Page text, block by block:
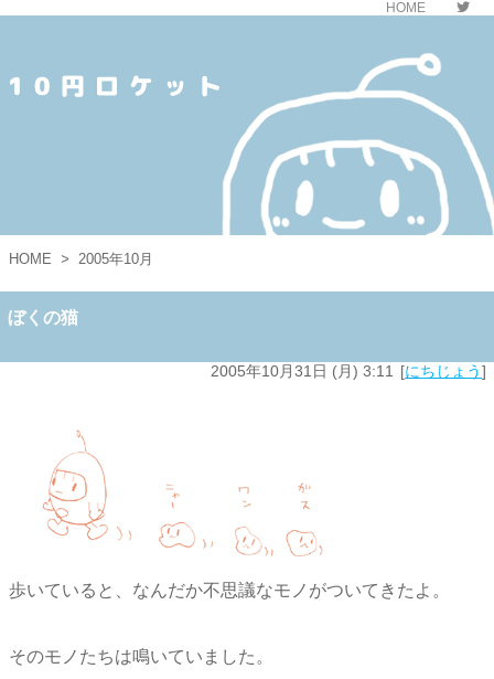
HOME
10円ロケット
HOME > 2005年10月
ぼくの猫
2005年10月31日 (月) 3:11 にちじょう
歩いていると、なんだか不思議なモノがついてきたよ。
そのモノたちは鳴いていました。